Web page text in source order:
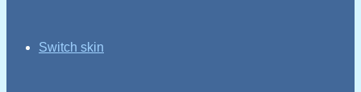
Switch skin